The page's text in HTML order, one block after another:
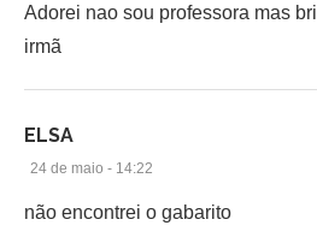
Adorei nao sou professora mas
irmã
ELSA
24 de maio - 14:22
não encontrei o gabarito